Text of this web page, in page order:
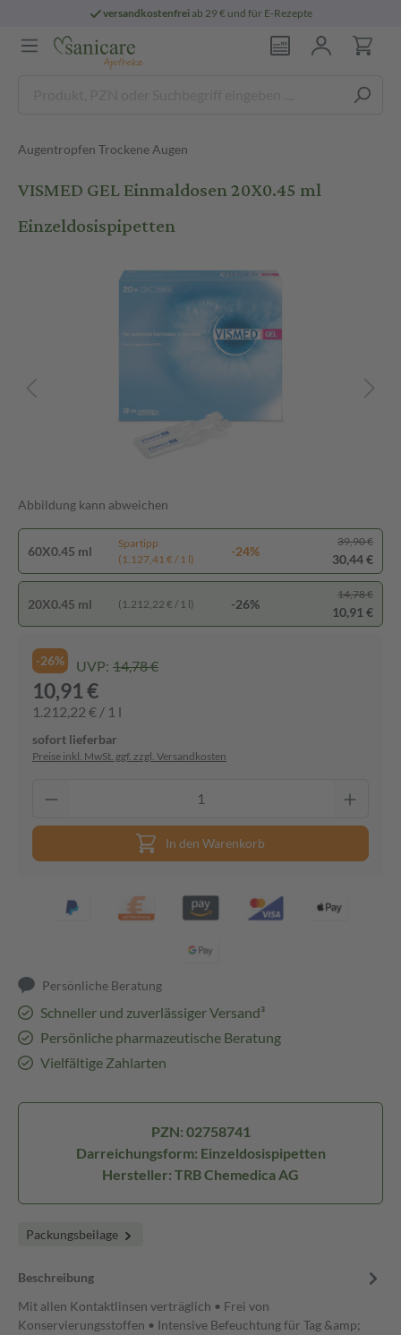
versandkostenfreiab 29 € und für E-Rezepte
Augentropfen Trockene Augen
VISMED GEL Einmaldosen 20X0.45 ml
Einzeldosispipetten
Abbildung kann abweichen
60X0.45 ml
Spartipp
(1.127,41 € / 1 l)
-24%
39,90 €
30,44 €
20X0.45 ml (1.212,22 € / 1 l) -26%
14,78 €
10,91 €
-26% UVP: 14,78 €
10,91 €
1.212,22 € / 1 l
sofort lieferbar
Preise inkl. MwSt. ggf. zzgl. Versandkosten
In den Warenkorb
Persönliche Beratung
Schneller und zuverlässiger Versand³
Persönliche pharmazeutische Beratung
Vielfältige Zahlarten
PZN: 02758741
Darreichungsform: Einzeldosispipetten
Hersteller: TRB Chemedica AG
Packungsbeilage
Beschreibung
Mit allen Kontaktlinsen verträglich • Frei von
Konservierungsstoffen • Intensive Befeuchtung für Tag &amp;